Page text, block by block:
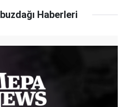
Haberleri